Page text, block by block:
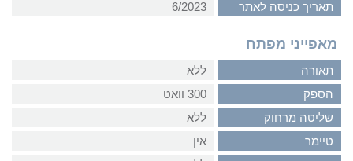
תאריך כניסה לאתר
6/2023
מאפייני מפתח
תאורה
ללא
הספק
300 וואט
שליטה מרחוק
ללא
טיימר
אין